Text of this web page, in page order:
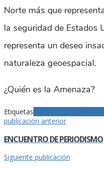
Norte más que
la seguridad de Estados
representa un deseo
naturaleza geoespacial.
¿Quién es la Amenaza?
Etiquetas
publicación anterior
ENCUENTRO DE PERIODISMO
Siguiente publicación